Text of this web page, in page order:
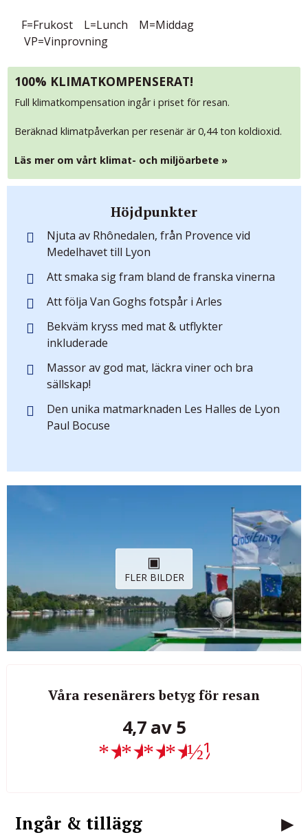
F=Frukost L=Lunch M=Middag
VP=Vinprovning
100% KLIMATKOMPENSERAT!
Full klimatkompensation ingår i priset för resan.
Beräknad klimatpåverkan per resenär är 0,44 ton koldioxid.
Läs mer om vårt klimat- och miljöarbete »
Höjdpunkter
Njuta av Rhônedalen, från Provence vid
Medelhavet till Lyon
Att smaka sig fram bland de franska vinerna
Att följa Van Goghs fotspår i Arles
Bekväm kryss med mat & utflykter
inkluderade
Massor av god mat, läckra viner och bra
sällskap!
Den unika matmarknaden Les Halles de Lyon
Paul Bocuse
FLER BILDER
Våra resenärers betyg för resan
4,7 av 5
★★★★ ½
Ingår & tillägg